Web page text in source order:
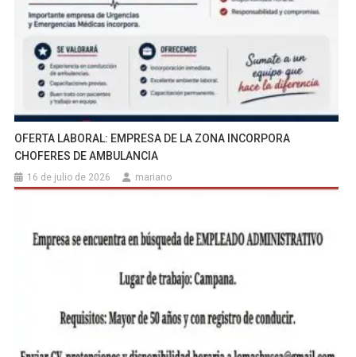
OFERTA LABORAL: EMPRESA DE LA ZONA INCORPORA
CHOFERES DE AMBULANCIA
16 de julio de 2026 mariano